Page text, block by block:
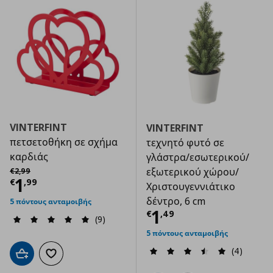
VINTERFINT
πετσετοθήκη σε σχήμα
καρδιάς
€2,99
Αρχική τιμή
€1 ,99
Τρέχουσα τιμή € 1,99
5 πόντους ανταμοιβής
(9)
Προσθήκη στο καλάθι
Προσθήκη στα αγαπημένα
VINTERFINT
τεχνητό φυτό σε
γλάστρα/εσωτερικού/
εξωτερικού χώρου/
Χριστουγεννιάτικο
δέντρο, 6 cm
€1 ,49
Τρέχουσα
5 πόντους ανταμοιβής
(4)